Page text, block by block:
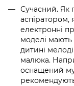
Сучасний. Як
аспіратором,
електронні
моделі
дитині
малюка.
оснащений